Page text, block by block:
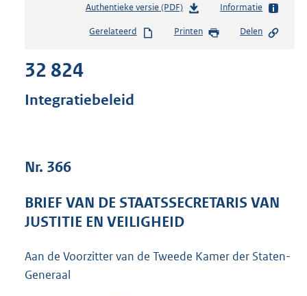
Authentieke versie (PDF)b
s
e
:
5
Informatie
Gerelateerd Printen Delen
32 824
Integratiebeleid
Nr. 366
BRIEF VAN DE STAATSSECRETARIS VAN
JUSTITIE EN VEILIGHEID
Aan de Voorzitter van de Tweede Kamer der Staten-
Generaal